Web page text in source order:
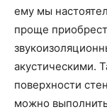
ему мы
проще
акустическими.
поверхности
можно